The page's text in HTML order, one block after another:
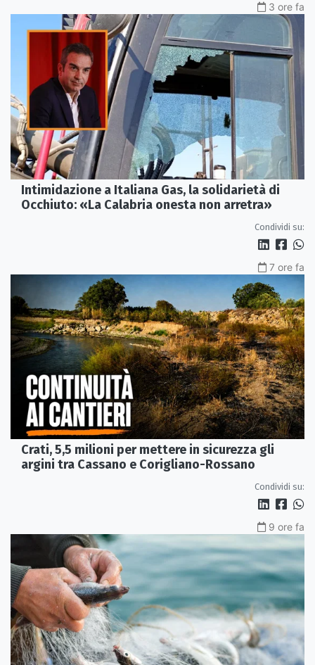
3 ore fa
Intimidazione a Italiana Gas, la solidarietà di
Occhiuto: «La Calabria onesta non arretra»
Condividi su:
7 ore fa
Crati, 5,5 milioni per mettere in sicurezza gli
argini tra Cassano e Corigliano-Rossano
Condividi su:
9 ore fa